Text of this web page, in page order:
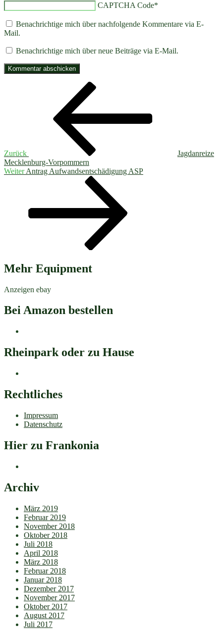
CAPTCHA Code*
Benachrichtige mich über nachfolgende Kommentare via E-
Mail.
Benachrichtige mich über neue Beiträge via E-Mail.
Beitragsnavigation
Zurück
Jagdanreize
Mecklenburg-Vorpommern
Nächster
Weiter Antrag Aufwandsentschädigung ASP
Mehr Equipment
Anzeigen ebay
Bei Amazon bestellen
Rheinpark oder zu Hause
Rechtliches
Impressum
Datenschutz
Hier zu Frankonia
Archiv
März 2019
Februar 2019
November 2018
Oktober 2018
Juli 2018
April 2018
März 2018
Februar 2018
Januar 2018
Dezember 2017
November 2017
Oktober 2017
August 2017
Juli 2017